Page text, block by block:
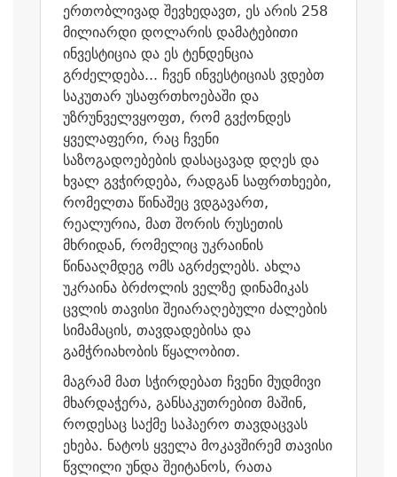
ერთობლივად შევხედავთ, ეს არის 258
მილიარდი დოლარის დამატებითი
ინვესტიცია და ეს ტენდენცია
გრძელდება... ჩვენ ინვესტიციას ვდებთ
საკუთარ უსაფრთხოებაში და
უზრუნველვყოფთ, რომ გვქონდეს
ყველაფერი, რაც ჩვენი
საზოგადოებების დასაცავად დღეს და
ხვალ გვჭირდება, რადგან საფრთხეები,
რომელთა წინაშეც ვდგავართ,
რეალურია, მათ შორის რუსეთის
მხრიდან, რომელიც უკრაინის
წინააღმდეგ ომს აგრძელებს. ახლა
უკრაინა ბრძოლის ველზე დინამიკას
ცვლის თავისი შეიარაღებული ძალების
სიმამაცის, თავდადებისა და
გამჭრიახობის წყალობით.
მაგრამ მათ სჭირდებათ ჩვენი მუდმივი
მხარდაჭერა, განსაკუთრებით მაშინ,
როდესაც საქმე საჰაერო თავდაცვას
ეხება. ნატოს ყველა მოკავშირემ თავისი
წვლილი უნდა შეიტანოს, რათა